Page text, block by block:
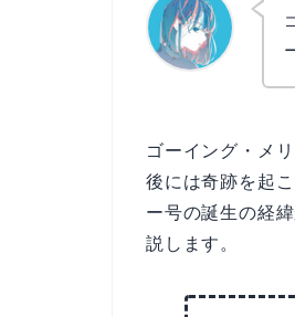
ゴーイング・メ
後には奇跡を起
ー号の誕生の経
説します。